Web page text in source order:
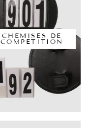
CHEMISES DE
COMPÉTITION